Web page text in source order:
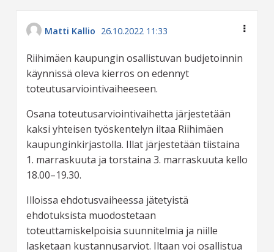
Matti Kallio 26.10.2022 11:33
Riihimäen kaupungin osallistuvan budjetoinnin
käynnissä oleva kierros on edennyt
toteutusarviointivaiheeseen.
Osana toteutusarviointivaihetta järjestetään
kaksi yhteisen työskentelyn iltaa Riihimäen
kaupunginkirjastolla. Illat järjestetään tiistaina
1. marraskuuta ja torstaina 3. marraskuuta kello
18.00–19.30.
Illoissa ehdotusvaiheessa jätetyistä
ehdotuksista muodostetaan
toteuttamiskelpoisia suunnitelmia ja niille
lasketaan kustannusarviot. Iltaan voi osallistua